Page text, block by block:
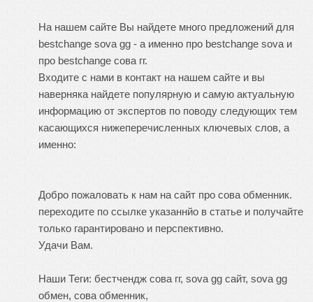
На нашем сайте Вы найдете много предложений для
bestchange sova gg - а именно про bestchange sova и
про bestchange сова гг.
Входите с нами в контакт на нашем сайте и вы
наверняка найдете популярную и самую актуальную
информацию от экспертов по поводу следующих тем
касающихся нижеперечисленных ключевых слов, а
именно:
Добро пожаловать к нам на сайт про сова обменник.
переходите по ссылке указаннйо в статье и получайте
только гарантировано и перспективно.
Удачи Вам.
Наши Теги: бестчендж сова гг, sova gg сайт, sova gg
обмен, сова обменник,